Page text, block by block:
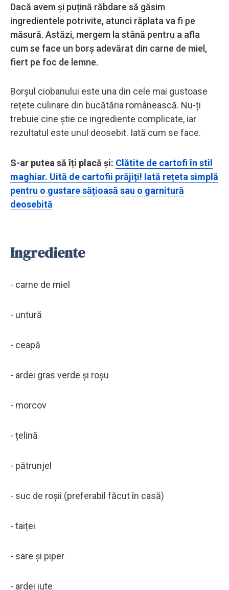
Dacă avem și puțină răbdare să găsim
ingredientele potrivite, atunci răplata va fi pe
măsură. Astăzi, mergem la stână pentru a afla
cum se face un borș adevărat din carne de miel,
fiert pe foc de lemne.
Borșul ciobanului este una din cele mai gustoase
rețete culinare din bucătăria românească. Nu-ți
trebuie cine știe ce ingrediente complicate, iar
rezultatul este unul deosebit. Iată cum se face.
S-ar putea să îți placă și: Clătite de cartofi în stil
maghiar. Uită de cartofii prăjiți! Iată rețeta simplă
pentru o gustare sățioasă sau o garnitură
deosebită
Ingrediente
- carne de miel
- untură
- ceapă
- ardei gras verde și roșu
- morcov
- țelină
- pătrunjel
- suc de roșii (preferabil făcut în casă)
- taiței
- sare și piper
- ardei iute